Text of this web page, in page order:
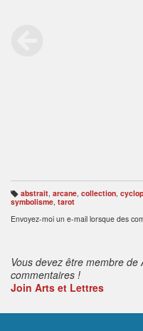
B
ali
s
e
abstrait, arcane, collection,
symbolisme tarot
Envoyez-moi un e-mail lorsque des
Vous devez être membre
commentaires !
Join Arts et Lettres